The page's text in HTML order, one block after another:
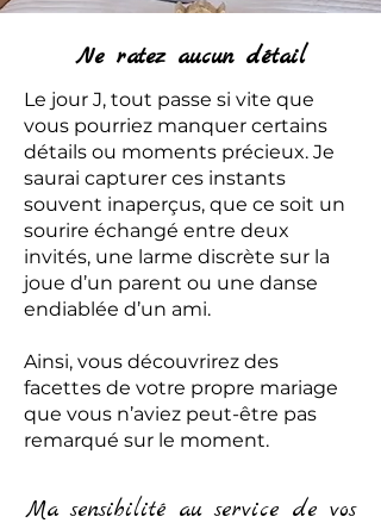
Ne ratez aucun détail
Le jour J, tout passe si vite que
vous pourriez manquer certains
détails ou moments précieux. Je
saurai capturer ces instants
souvent inaperçus, que ce soit un
sourire échangé entre deux
invités, une larme discrète sur la
joue d’un parent ou une danse
endiablée d’un ami.
Ainsi, vous découvrirez des
facettes de votre propre mariage
que vous n’aviez peut-être pas
remarqué sur le moment.
Ma sensibilité au service de vos